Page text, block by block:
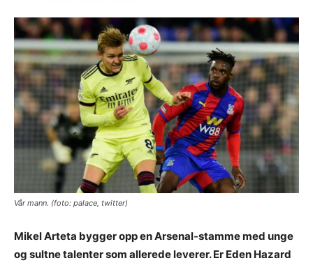
Vår mann. (foto: palace, twitter)
Mikel Arteta bygger opp en Arsenal-stamme med unge
og sultne talenter som allerede leverer. Er Eden Hazard